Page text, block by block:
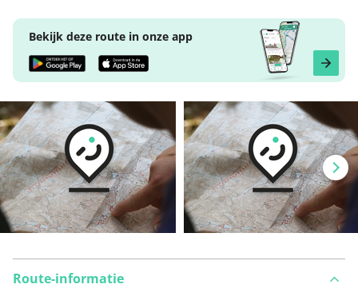
Bekijk deze route in onze app
Route-informatie